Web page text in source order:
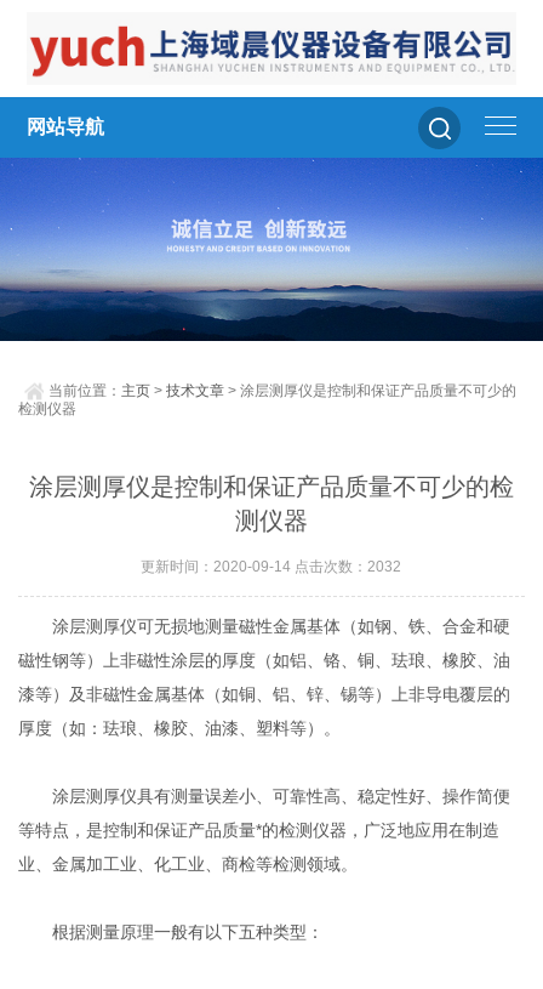
网站导航
当前位置： 主页 >技术文章 > 涂层测厚仪是控制和保证产品质量不可少的
检测仪器
涂层测厚仪是控制和保证产品质量不可少的检
测仪器
更新时间：2020-09-14 点击次数：2032
涂层测厚仪可无损地测量磁性金属基体（如钢、铁、合金和硬
磁性钢等）上非磁性涂层的厚度（如铝、铬、铜、珐琅、橡胶、油
漆等）及非磁性金属基体（如铜、铝、锌、锡等）上非导电覆层的
厚度（如：珐琅、橡胶、油漆、塑料等）。
涂层测厚仪具有测量误差小、可靠性高、稳定性好、操作简便
等特点，是控制和保证产品质量*的检测仪器，广泛地应用在制造
业、金属加工业、化工业、商检等检测领域。
根据测量原理一般有以下五种类型：